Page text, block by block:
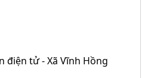
điện tử - Xã Vĩnh Hồng